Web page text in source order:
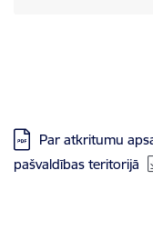
Lejupielādēt:
Par atkritumu
pašvaldības teritorijā